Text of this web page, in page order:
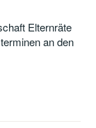
Elternräte
an den